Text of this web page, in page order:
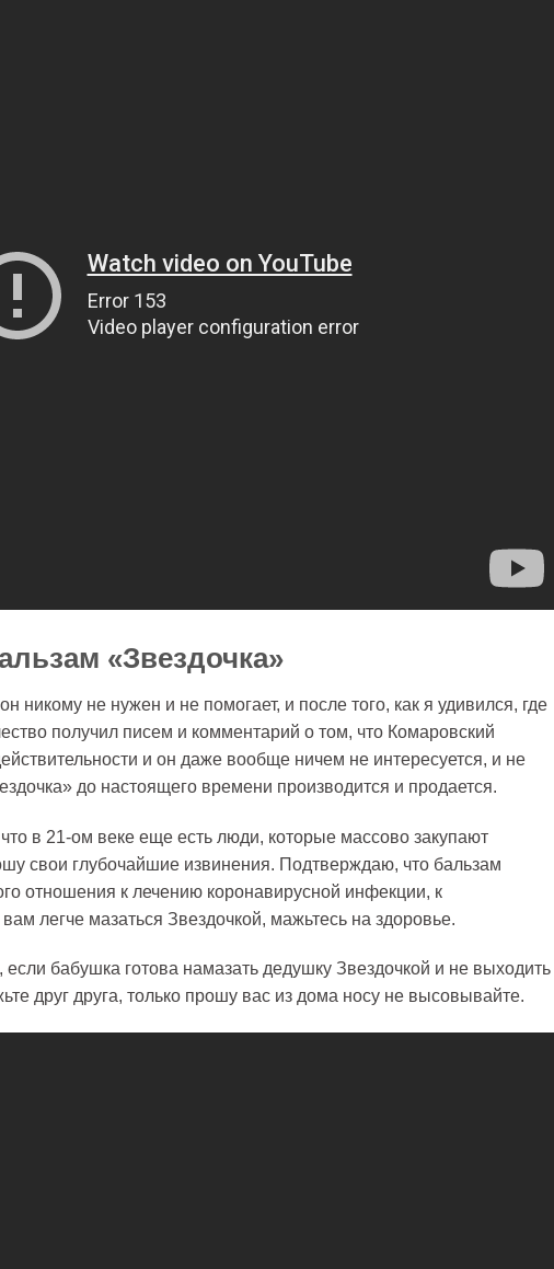
«Звездочка»
никому не нужен и не помогает, и после того, как я удивился, где
получил писем и комментарий о том, что Комаровский
и он даже вообще ничем не интересуется, и не
до настоящего времени производится и продается.
в 21-ом веке еще есть люди, которые массово закупают
свои глубочайшие извинения. Подтверждаю, что бальзам
отношения к лечению коронавирусной инфекции, к
легче мазаться Звездочкой, мажьтесь на здоровье.
бабушка готова намазать дедушку Звездочкой и не выходить
друг друга, только прошу вас из дома носу не высовывайте.